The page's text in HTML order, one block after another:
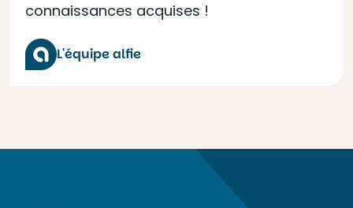
connaissances acquises !
L'équipe alfie